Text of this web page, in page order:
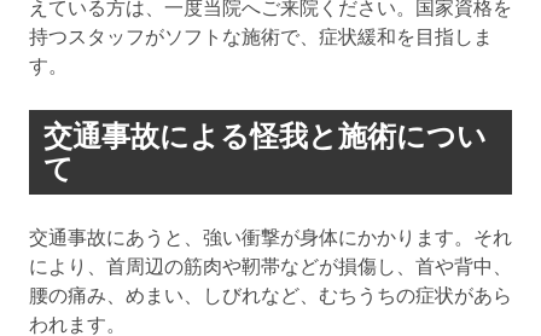
えている方は、一度当院へご来院ください。国家資格を
持つスタッフがソフトな施術で、症状緩和を目指しま
す。
交通事故による怪我と施術につい
て
交通事故にあうと、強い衝撃が身体にかかります。それ
により、首周辺の筋肉や靭帯などが損傷し、首や背中、
腰の痛み、めまい、しびれなど、むちうちの症状があら
われます。